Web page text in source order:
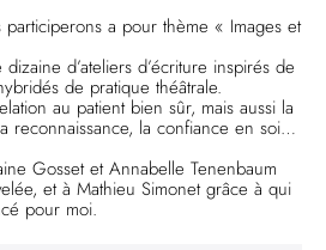
a pour thème « Images et
d’ateliers d’écriture inspirés de
de pratique théâtrale.
au patient bien sûr, mais aussi la
reconnaissance, la confiance en soi…
Gosset et Annabelle Tenenbaum
et à Mathieu Simonet grâce à qui
pour moi.